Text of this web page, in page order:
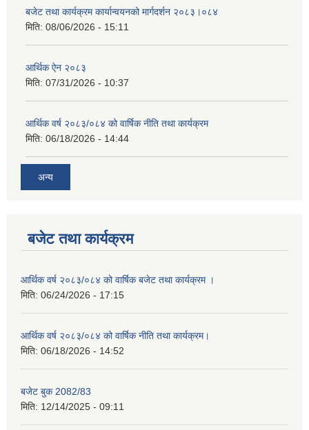
बजेट तथा कार्यक्रम कार्यान्वयनको मार्गदर्शन २०८३।०८४
मिति: 08/06/2026 - 15:11
आर्थिक ऐन २०८३
मिति: 07/31/2026 - 10:37
आर्थिक वर्ष २०८३/०८४ को वार्षिक नीति तथा कार्यक्रम
मिति: 06/18/2026 - 14:44
अन्य
बजेट तथा कार्यक्रम
आर्थिक वर्ष २०८३/०८४ को वार्षिक बजेट तथा कार्यक्रम ।
मिति: 06/24/2026 - 17:15
आर्थिक वर्ष २०८३/०८४ को वार्षिक नीति तथा कार्यक्रम।
मिति: 06/18/2026 - 14:52
बजेट बुक 2082/83
मिति: 12/14/2025 - 09:11